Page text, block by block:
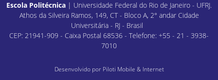
Escola Politécnica | Universidade Federal do Rio de Janeiro - UFRJ.
Athos da Silveira Ramos, 149, CT - Bloco A, 2° andar Cidade
Universitária - RJ - Brasil
CEP: 21941-909 - Caixa Postal 68536 - Telefone: +55 - 21 - 3938-
7010
Desenvolvido por Piloti Mobile & Internet